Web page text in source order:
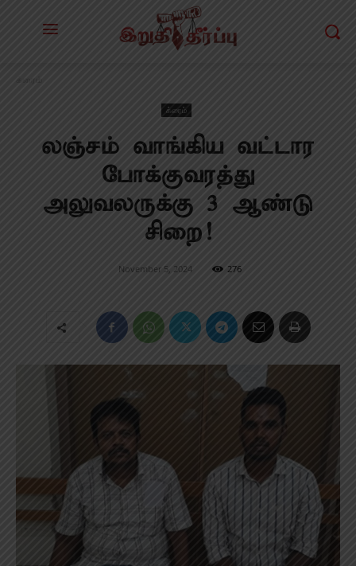
க்ரைம்
லஞ்சம் வாங்கிய வட்டார
போக்குவரத்து
அலுவலருக்கு 3 ஆண்டு
சிறை!
November 5, 2024 276